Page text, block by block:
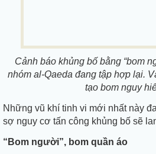
Cảnh báo khủng bố bằng “bom
nhóm al-Qaeda đang tập hợp lại.
tạo bom nguy
Những vũ khí tinh vi mới nhất này
sợ nguy cơ tấn công khủng bố sẽ
“Bom người”, bom quần áo